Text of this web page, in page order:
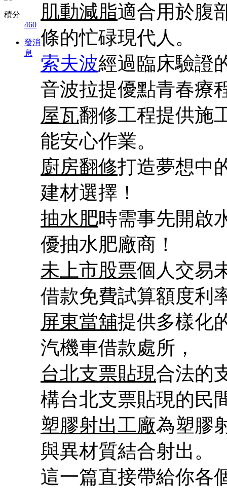
積分
460
發消
息
肌動減脂適合用於腹
條的忙碌現代人。
索夫波經過臨床驗證
音波拉提優點青春療
屋瓦翻修工程提供施
能安心作業。
廚房翻修打造夢想中
建材選擇！
抽水肥時需事先開啟
優抽水肥廠商！
未上市股票個人交易
借款免費試算額度利
屏東當舖提供多樣化
汽機車借款處所，
台北支票貼現合法的
構台北支票貼現的民
塑膠射出工廠為塑膠
與異材質結合射出。
這一篇直接帶給你各